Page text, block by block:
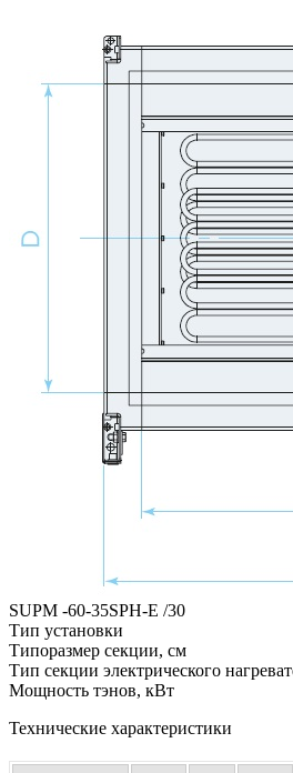
SUPM -60-35SPH-E /30
Тип установки
Типоразмер секции, см
Тип секции электрического
Мощность тэнов, кВт
Технические характеристики